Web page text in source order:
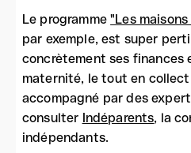
Le programme"Les maisons
par exemple, est super
concrètement ses finances
maternité, le tout en
accompagné par des
consulter Indéparents, la
indépendants.